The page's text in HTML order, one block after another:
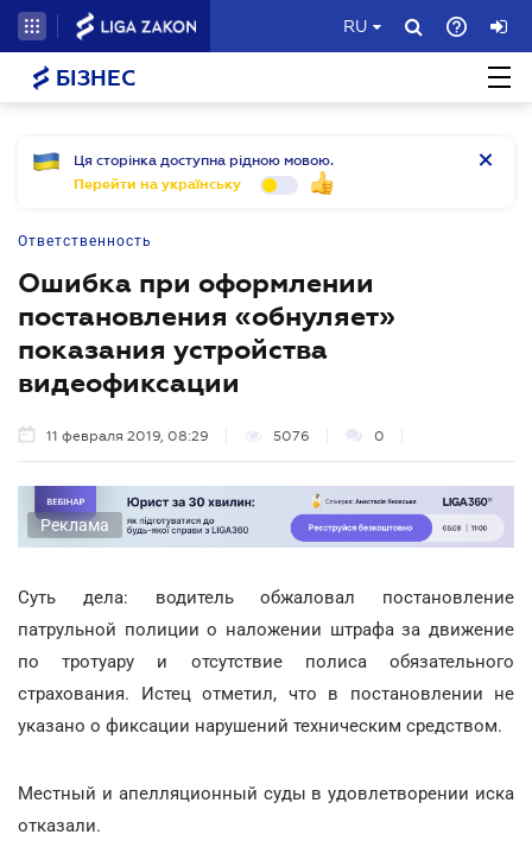
RU
БІЗНЕС
Ця сторінка доступна рідною мовою.
Перейти на українську
Ответственность
Ошибка при оформлении
постановления «обнуляет»
показания устройства
видеофиксации
11 февраля 2019, 08:29 5076 0
Реклама
Суть дела: водитель обжаловал постановление
патрульной полиции о наложении штрафа за движение
по тротуару и отсутствие полиса обязательного
страхования. Истец отметил, что в постановлении не
указано о фиксации нарушений техническим средством.
Местный и апелляционный суды в удовлетворении иска
отказали.